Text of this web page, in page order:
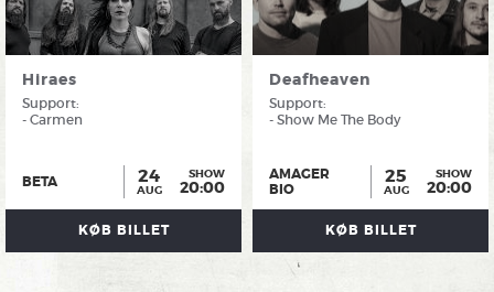
Hiraes
Support:
- Carmen
BETA 24
AUG
SHOW
20:00
KØB BILLET
Deafheaven
Support:
- Show Me The Body
AMAGER
BIO
25
AUG
SHOW
20:00
KØB BILLET